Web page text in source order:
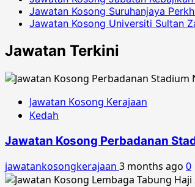
Jawatan Kosong Suruhanjaya
Jawatan Kosong Universiti Sultan
Jawatan Terkini
Jawatan Kosong Kerajaan
Kedah
Jawatan Kosong Perbadanan
jawatankosongkerajaan 3 months ago 0